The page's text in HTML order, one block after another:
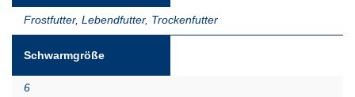
Frostfutter, Lebendfutter, Trockenfutter
Schwarmgröße
6